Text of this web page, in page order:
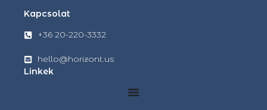
Kapcsolat
+36 20-220-3332
hello@horizont.us
Linkek